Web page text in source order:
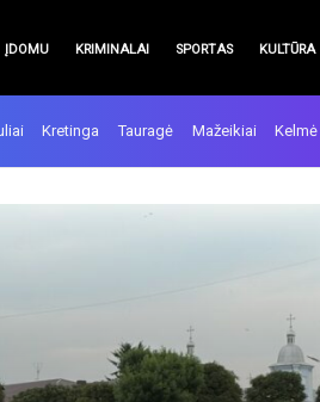
ĮDOMU KRIMINALAI SPORTAS KULTŪRA
Kretinga Tauragė Mažeikiai Kelmė